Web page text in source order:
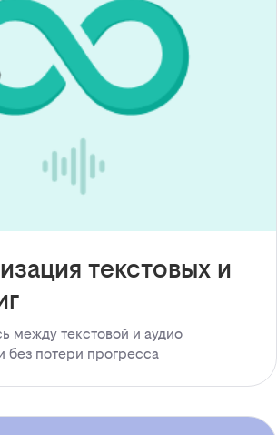
текстовых и
между текстовой и аудио
без потери прогресса